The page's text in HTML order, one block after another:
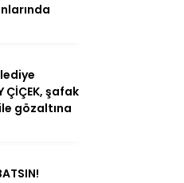
ÇİÇEK, şafak
gözaltına